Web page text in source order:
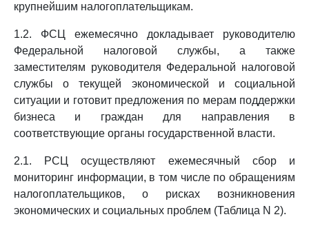
крупнейшим налогоплательщикам.
1.2. ФСЦ ежемесячно докладывает руководителю
Федеральной налоговой службы, а также
заместителям руководителя Федеральной налоговой
службы о текущей экономической и социальной
ситуации и готовит предложения по мерам поддержки
бизнеса и граждан для направления в
соответствующие органы государственной власти.
2.1. РСЦ осуществляют ежемесячный сбор и
мониторинг информации, в том числе по обращениям
налогоплательщиков, о рисках возникновения
экономических и социальных проблем (Таблица N 2).